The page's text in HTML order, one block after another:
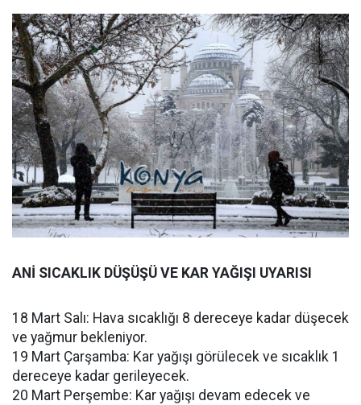
ANİ SICAKLIK DÜŞÜŞÜ VE KAR YAĞIŞI UYARISI
18 Mart Salı: Hava sıcaklığı 8 dereceye kadar düşecek
ve yağmur bekleniyor.
19 Mart Çarşamba: Kar yağışı görülecek ve sıcaklık 1
dereceye kadar gerileyecek.
20 Mart Perşembe: Kar yağışı devam edecek ve